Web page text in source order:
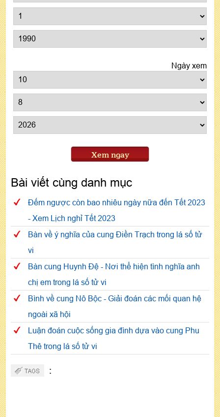
Ngày xem
Xem ngay
Bài viết cùng danh mục
Đếm ngược còn bao nhiêu ngày nữa đến Tết 2023
- Xem Lịch nghỉ Tết 2023
Bàn về ý nghĩa của cung Điền Trạch trong lá số tử
vi
Bàn cung Huynh Đệ - Nơi thể hiện tình nghĩa anh
chị em trong lá số tử vi
Bình về cung Nô Bộc - Giải đoán các mối quan hệ
ngoài xã hội
Luận đoán cuộc sống gia đình dựa vào cung Phu
Thê trong lá số tử vi
: